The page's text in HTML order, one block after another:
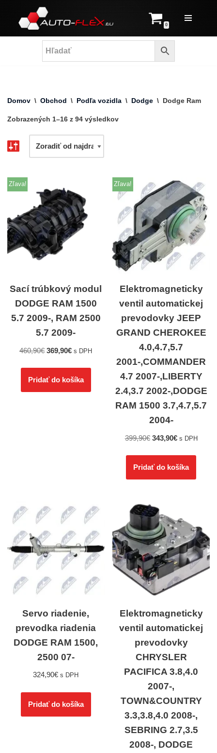
Prejsť
na
0
Domov \ Obchod \ Podľa vozidla \ Dodge \ Dodge Ram
Zobrazených 1–16 z 94 výsledkov
Zľava!
Sací trúbkový modul
DODGE RAM 1500
5.7 2009-, RAM 2500
5.7 2009-
460,90€ 369,90€ s DPH
Pridať do košíka
Zľava!
Elektromagneticky
ventil automatickej
prevodovky JEEP
GRAND CHEROKEE
4.0,4.7,5.7
2001-,COMMANDER
4.7 2007-,LIBERTY
2.4,3.7 2002-,DODGE
RAM 1500 3.7,4.7,5.7
2004-
399,90€ 343,90€ s DPH
Pridať do košíka
Servo riadenie,
prevodka riadenia
DODGE RAM 1500,
2500 07-
324,90€ s DPH
Pridať do košíka
Elektromagneticky
ventil automatickej
prevodovky
CHRYSLER
PACIFICA 3.8,4.0
2007-,
TOWN&COUNTRY
3.3,3.8,4.0 2008-,
SEBRING 2.7,3.5
2008-, DODGE